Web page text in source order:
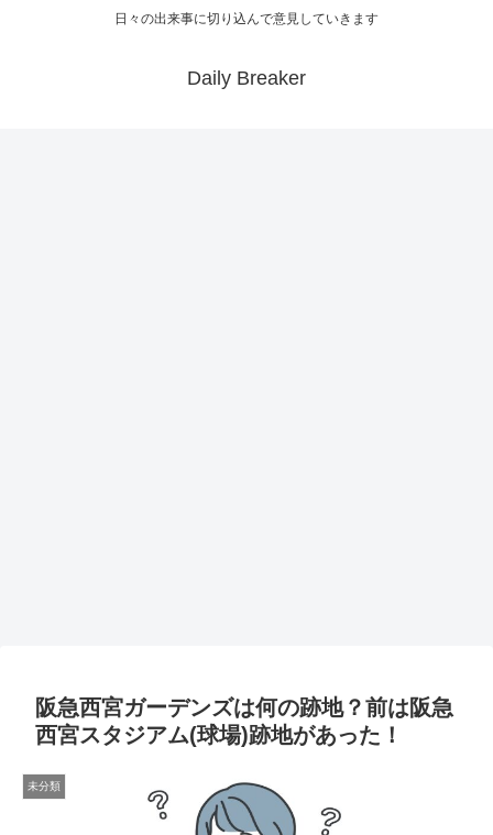
日々の出来事に切り込んで意見していきます
Daily Breaker
阪急西宮ガーデンズは何の跡地？前は阪急
西宮スタジアム(球場)跡地があった！
未分類